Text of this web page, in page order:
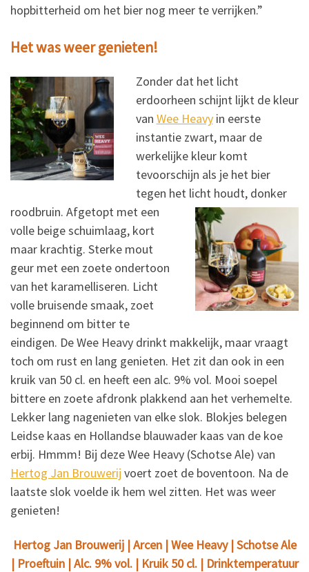
hopbitterheid om het bier nog meer te verrijken.”
Het was weer genieten!
Zonder dat het licht
erdoorheen schijnt lijkt de kleur
van Wee Heavyin eerste
instantie zwart, maar de
werkelijke kleur komt
tevoorschijn als je het bier
tegen het licht houdt, donker
roodbruin. Afgetopt met een
volle beige schuimlaag, kort
maar krachtig. Sterke mout
geur met een zoete ondertoon
van het karamelliseren. Licht
volle bruisende smaak, zoet
beginnend om bitter te
eindigen. De Wee Heavy drinkt makkelijk, maar vraagt
toch om rust en lang genieten. Het zit dan ook in een
kruik van 50 cl. en heeft een alc. 9% vol. Mooi soepel
bittere en zoete afdronk plakkend aan het verhemelte.
Lekker lang nagenieten van elke slok. Blokjes belegen
Leidse kaas en Hollandse blauwader kaas van de koe
erbij. Hmmm! Bij deze Wee Heavy (Schotse Ale) van
Hertog Jan Brouwerij voert zoet de boventoon. Na de
laatste slok voelde ik hem wel zitten. Het was weer
genieten!
Hertog Jan Brouwerij | Arcen | Wee Heavy | Schotse Ale
| Proeftuin | Alc. 9% vol. | Kruik 50 cl. | Drinktemperatuur